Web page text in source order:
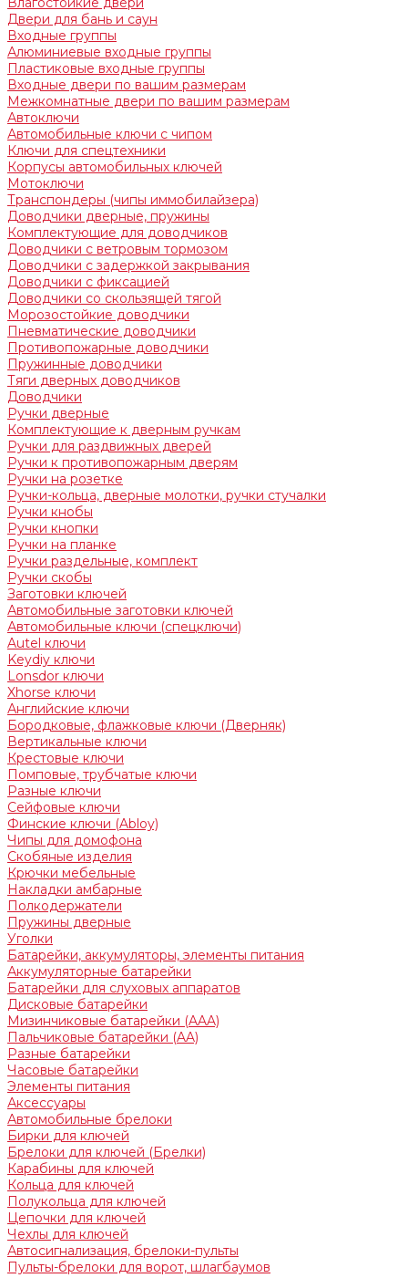
Двери для бань и саун
Входные группы
Алюминиевые входные группы
Пластиковые входные группы
Входные двери по вашим размерам
Межкомнатные двери по вашим размерам
Автоключи
Автомобильные ключи с чипом
Ключи для спецтехники
Корпусы автомобильных ключей
Мотоключи
Транспондеры (чипы иммобилайзера)
Доводчики дверные, пружины
Комплектующие для доводчиков
Доводчики с ветровым тормозом
Доводчики с задержкой закрывания
Доводчики с фиксацией
Доводчики со скользящей тягой
Морозостойкие доводчики
Пневматические доводчики
Противопожарные доводчики
Пружинные доводчики
Тяги дверных доводчиков
Доводчики
Ручки дверные
Комплектующие к дверным ручкам
Ручки для раздвижных дверей
Ручки к противопожарным дверям
Ручки на розетке
Ручки-кольца, дверные молотки, ручки стучалки
Ручки кнобы
Ручки кнопки
Ручки на планке
Ручки раздельные, комплект
Ручки скобы
Заготовки ключей
Автомобильные заготовки ключей
Автомобильные ключи (спецключи)
Autel ключи
Keydiy ключи
Lonsdor ключи
Xhorse ключи
Английские ключи
Бородковые, флажковые ключи (Дверняк)
Вертикальные ключи
Крестовые ключи
Помповые, трубчатые ключи
Разные ключи
Сейфовые ключи
Финские ключи (Abloy)
Чипы для домофона
Скобяные изделия
Крючки мебельные
Накладки амбарные
Полкодержатели
Пружины дверные
Уголки
Батарейки, аккумуляторы, элементы питания
Аккумуляторные батарейки
Батарейки для слуховых аппаратов
Дисковые батарейки
Мизинчиковые батарейки (AAA)
Пальчиковые батарейки (AA)
Разные батарейки
Часовые батарейки
Элементы питания
Аксессуары
Автомобильные брелоки
Бирки для ключей
Брелоки для ключей (Брелки)
Карабины для ключей
Кольца для ключей
Полукольца для ключей
Цепочки для ключей
Чехлы для ключей
Автосигнализация, брелоки-пульты
Пульты-брелоки для ворот, шлагбаумов